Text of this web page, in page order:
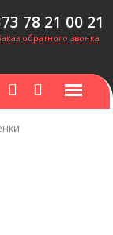
78 21 00 21
обратного звонка